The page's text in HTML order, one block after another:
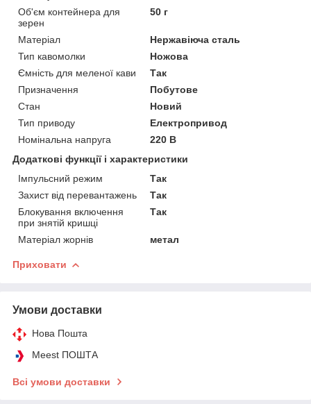
Об'єм контейнера для
зерен
50 г
Матеріал
Нержавіюча сталь
Тип кавомолки
Ножова
Ємність для меленої кави
Так
Призначення
Побутове
Стан
Новий
Тип приводу
Електропривод
Номінальна напруга
220 В
Додаткові функції і характеристики
Імпульсний режим
Так
Захист від перевантажень
Так
Блокування включення
при знятій кришці
Так
Матеріал жорнів метал
Приховати
Умови доставки
Нова Пошта
Meest ПОШТА
Всі умови доставки